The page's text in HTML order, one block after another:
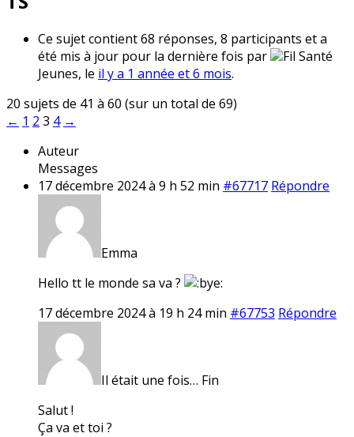
Ce sujet contient 68 réponses, 8 participants et a
été mis à jour pour la dernière fois par
Fil Santé
Jeunes, le il y a 1 année et 6 mois.
20 sujets de 41 à 60 (sur un total de 69)
← 1 2 3 4 →
Auteur
Messages
17 décembre 2024 à 9 h 52 min #67717 Répondre
Emma
Hello tt le monde sa va ?
17 décembre 2024 à 19 h 24 min #67753 Répondre
Il était une fois… Fin
Salut !
Ça va et toi ?